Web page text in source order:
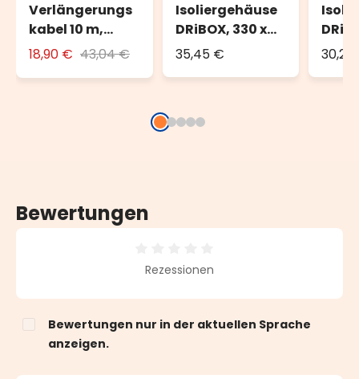
Verlängerungs
kabel 10 m,
schwarz, außen
18,90 € 43,04 €
Isoliergehäuse
DRiBOX, 330 x
230 x 140 mm,
35,45 €
150 x
Bewertungen
Durchschnittliche Bewertung von 0 von 5 Sternen
Rezessionen
Bewertungen nur in der aktuellen Sprache
anzeigen.